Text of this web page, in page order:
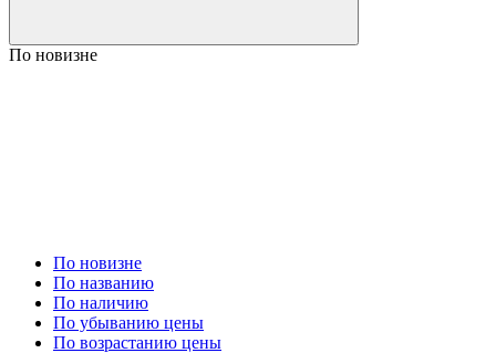
По новизне
По новизне
По названию
По наличию
По убыванию цены
По возрастанию цены